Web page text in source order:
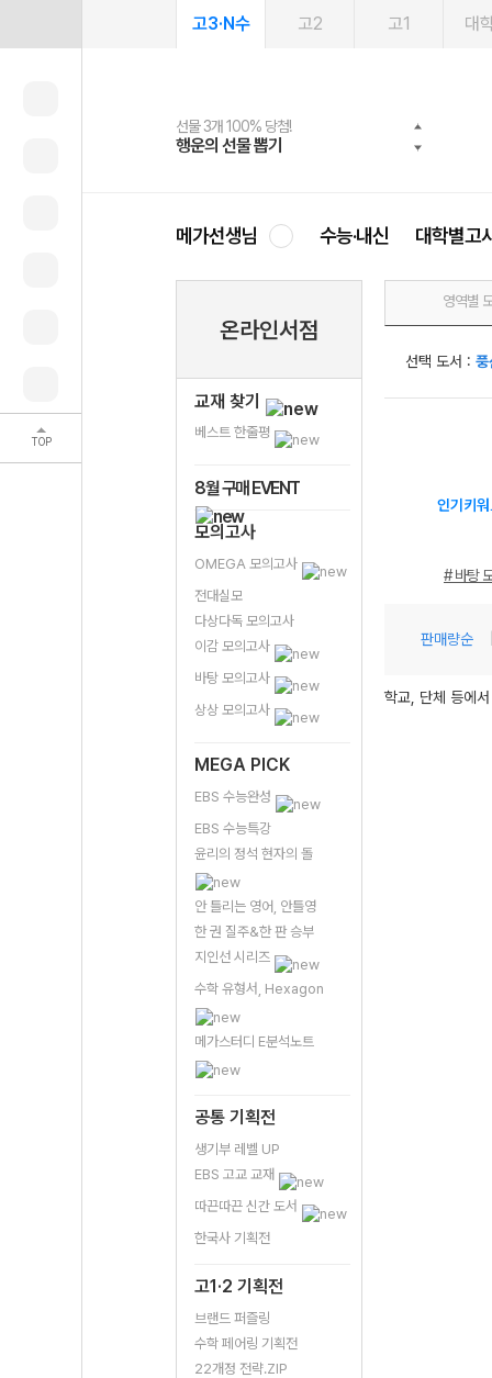
TOP
고3·N수 고2 고1 대
선물 3개 100% 당첨!
행운의 선물 뽑기
선물 100% 증정!
메가스터디 X 올리브
여름방학 스터디 캐시백
메가런 썸머스쿨
2027 러셀 단과
강사 공개선발
스마트러닝앱
설문 EVENT
메가패스
3일 무료 체험권
메가패스 수강생 무료혜택!
메가클럽 멤버십
사회공헌 캠페인
희망이룸 메가나눔
메가선생님 수능·내신 대학별고
온라인서점
교재 찾기
베스트 한줄평
8월 구매 EVENT
모의고사
OMEGA 모의고사
전대실모
다상다독 모의고사
이감 모의고사
바탕 모의고사
상상 모의고사
MEGA PICK
EBS 수능완성
EBS 수능특강
윤리의 정석 현자의 돌
안 틀리는 영어, 안틀영
한 권 질주&한 판 승부
지인선 시리즈
수학 유형서, Hexagon
메가스터디 E분석노트
공통 기획전
생기부 레벨 UP
EBS 고교 교재
따끈따끈 신간 도서
한국사 기획전
고1·2 기획전
브랜드 퍼즐링
수학 페어링 기획전
22개정 전략.ZIP
영역별
선택 도서 : 풍
인기키
# 바탕
판매량순
학교, 단체 등에